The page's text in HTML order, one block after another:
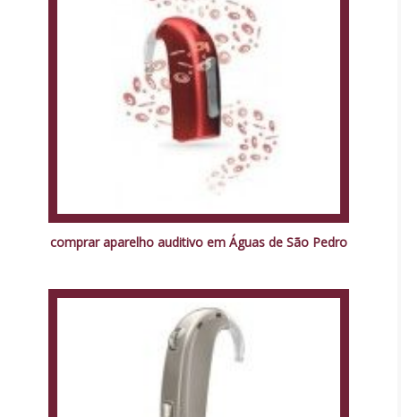
comprar aparelho auditivo em Águas de São Pedro